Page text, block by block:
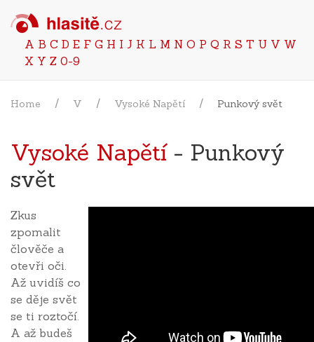
A B C D E F G H I J K L M N O P Q R S T U V W
X Y Z 0-9
Home V Vysoké Napětí Punkový svět
Vysoké Napětí- Punkový
svět
Zkus
zpomalit
člověče a
otevři oči.
Až uvidíš co
se děje svět
se ti roztočí.
A až budeš